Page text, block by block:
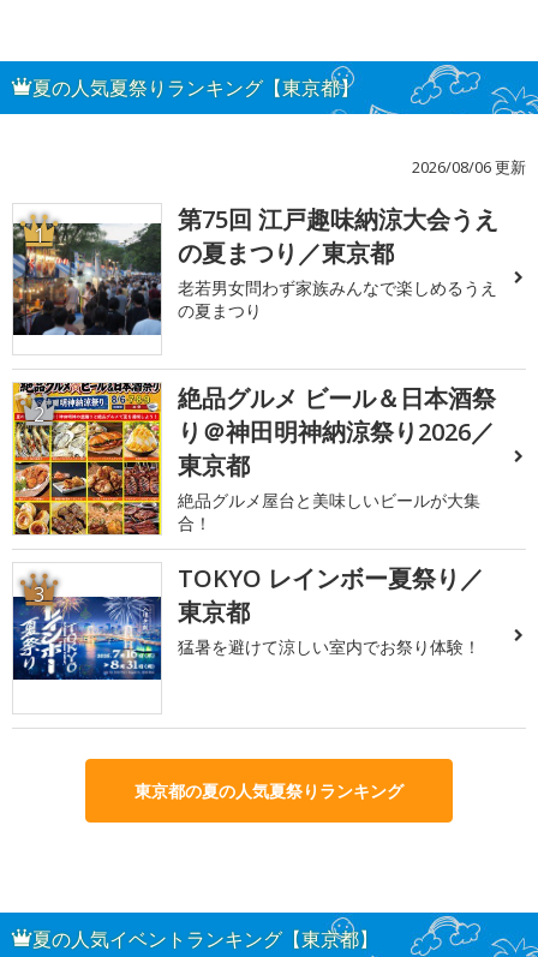
夏の人気夏祭りランキング【東京都】
2026/08/06 更新
1
第75回 江戸趣味納涼大会うえ
の夏まつり／東京都
老若男女問わず家族みんなで楽しめるうえ
の夏まつり
2
絶品グルメ ビール＆日本酒祭
り＠神田明神納涼祭り2026／
東京都
絶品グルメ屋台と美味しいビールが大集
合！
3
TOKYO レインボー夏祭り／
東京都
猛暑を避けて涼しい室内でお祭り体験！
東京都の夏の人気夏祭りランキング
夏の人気イベントランキング【東京都】